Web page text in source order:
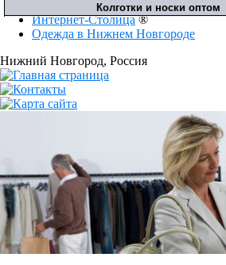
Интернет-Столица®
Одежда в Нижнем Новгороде
Нижний Новгород, Россия